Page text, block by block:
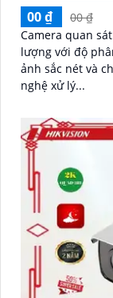
00 ₫
00 ₫
Camera quan
lượng với độ
ảnh sắc nét và chi tiết. Máy ảnh cũng
nghệ xử lý...